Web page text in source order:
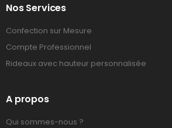
Nos Services
Confection sur Mesure
Compte Professionnel
Rideaux avec hauteur personnalisée
A propos
Qui sommes-nous ?